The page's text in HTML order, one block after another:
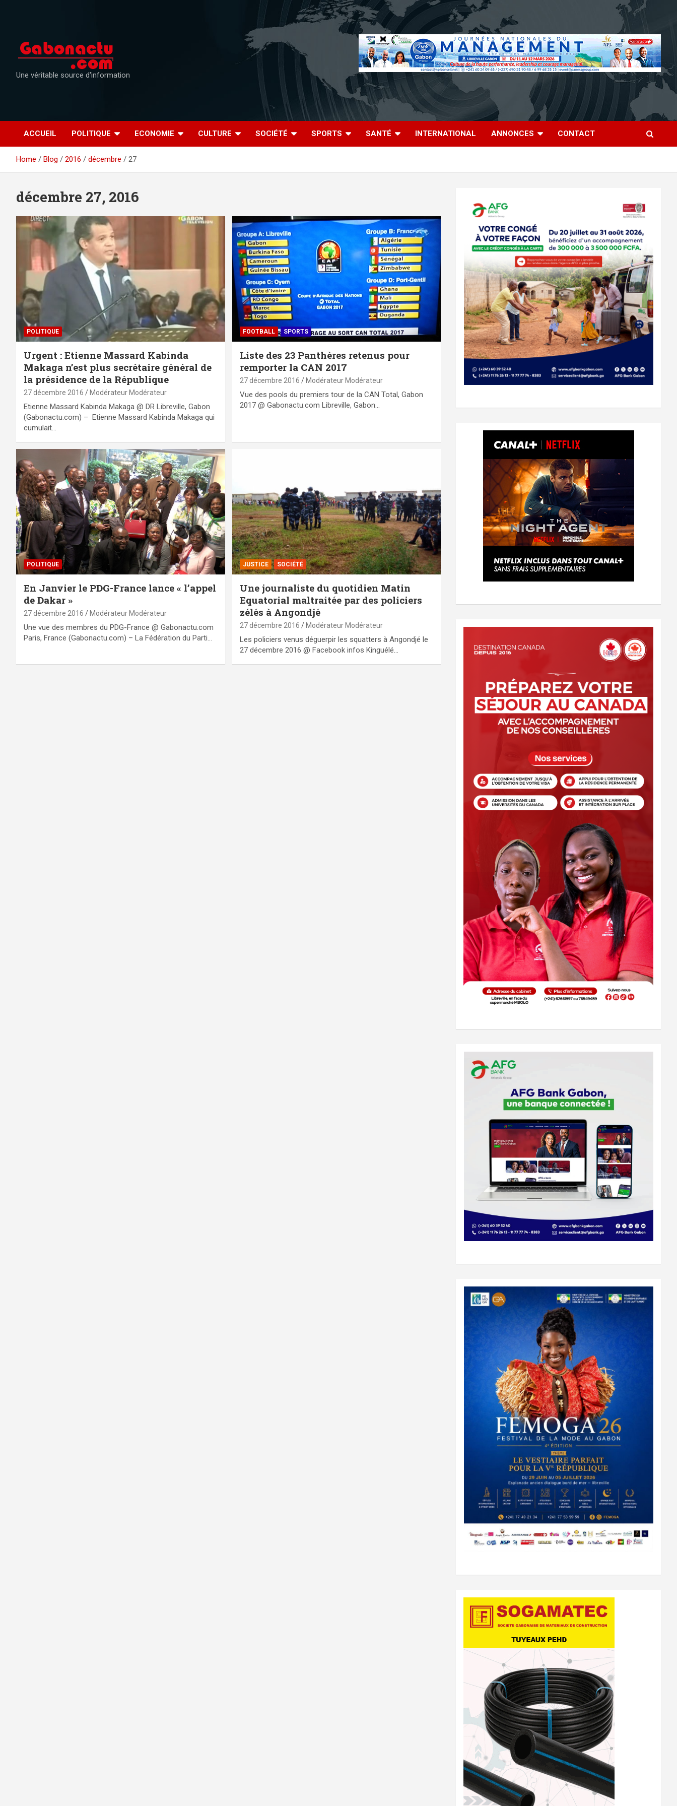
Une véritable source d'information
ACCUEIL POLITIQUE ECONOMIE CULTURE SOCIÉTÉ SPORTS SANTÉ INTERNATIONAL ANNONCES CONTACT
Home Blog 2016 décembre 27
décembre 27, 2016
POLITIQUE
Urgent : Etienne Massard Kabinda
Makaga n’est plus secrétaire général de
la présidence de la République
27 décembre 2016 Modérateur Modérateur
Etienne Massard Kabinda Makaga @ DR Libreville, Gabon
(Gabonactu.com) – Etienne Massard Kabinda Makaga qui
cumulait…
FOOTBALL SPORTS
Liste des 23 Panthères retenus pour
remporter la CAN 2017
27 décembre 2016 Modérateur Modérateur
Vue des pools du premiers tour de la CAN Total, Gabon
2017 @ Gabonactu.com Libreville, Gabon…
POLITIQUE
En Janvier le PDG-France lance « l’appel
de Dakar »
27 décembre 2016 Modérateur Modérateur
Une vue des membres du PDG-France @ Gabonactu.com
Paris, France (Gabonactu.com) – La Fédération du Parti…
JUSTICE SOCIÉTÉ
Une journaliste du quotidien Matin
Equatorial maltraitée par des policiers
zélés à Angondjé
27 décembre 2016 Modérateur Modérateur
Les policiers venus déguerpir les squatters à Angondjé le
27 décembre 2016 @ Facebook infos Kinguélé…